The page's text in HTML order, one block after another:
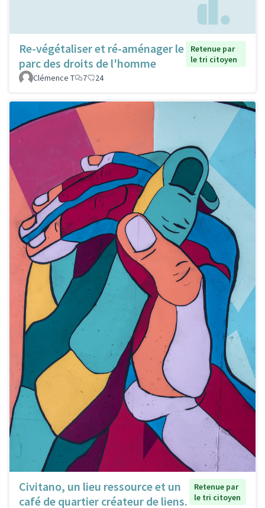
Re-végétaliser et ré-aménager le
parc des droits de l'homme
Retenue par
le tri citoyen
Clémence T
7 24
Civitano, un lieu ressource et un
café de quartier créateur de liens.
Retenue par
le tri citoyen